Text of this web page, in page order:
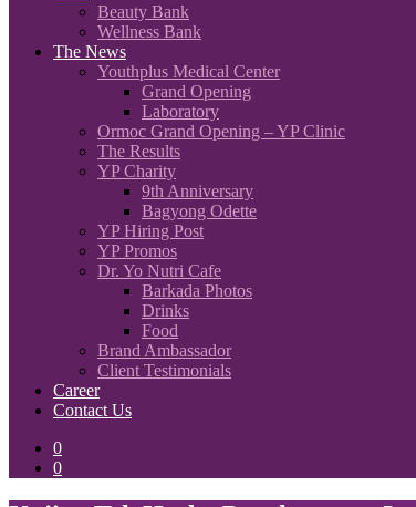
Beauty Bank
Wellness Bank
The News
Youthplus Medical Center
Grand Opening
Laboratory
Ormoc Grand Opening – YP Clinic
The Results
YP Charity
9th Anniversary
Bagyong Odette
YP Hiring Post
YP Promos
Dr. Yo Nutri Cafe
Barkada Photos
Drinks
Food
Brand Ambassador
Client Testimonials
Career
Contact Us
0
0